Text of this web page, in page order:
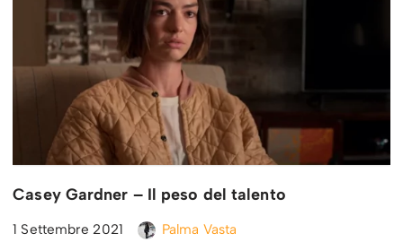
Casey Gardner – Il peso del talento
1 Settembre 2021 Palma Vasta